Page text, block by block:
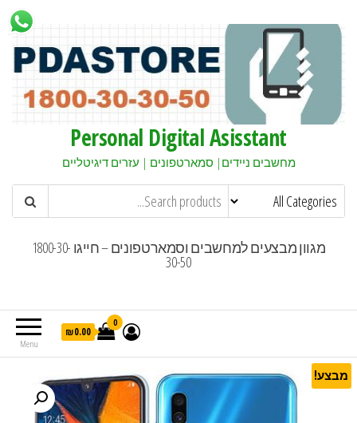
Personal Digital Asisstant
מחשבים ניידים| סמארטפונים | עזרים דיגיטליים
מגוון מבצעים למחשבים וסמארטפונים – חייגו 1800-30-
30-50
Menu
0
₪0.00
מבצע!